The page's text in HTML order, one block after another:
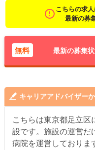
こちらの求
最新の募
無料 最新の募集
キャリアアドバイザー
こちらは東京都足立区
設です。施設の運営だ
病院を運営しておりま